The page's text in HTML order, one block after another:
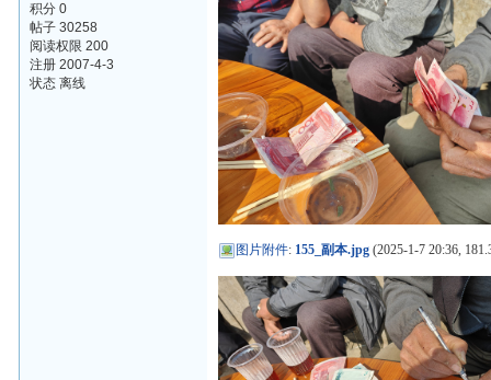
积分 0
帖子 30258
阅读权限 200
注册 2007-4-3
状态 离线
图片附件: 155_副本.jpg (2025-1-7 20:36,